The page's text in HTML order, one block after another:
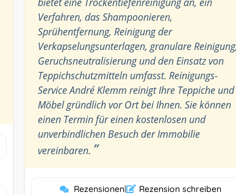
Verfahren, das Shampoonieren,
Sprühentfernung, Reinigung der
Verkapselungsunterlagen, granulare
Geruchsneutralisierung und den Einsatz von
Teppichschutzmitteln umfasst. Reinigungs-
Service André Klemm reinigt Ihre Teppiche und
Möbel gründlich vor Ort bei Ihnen. Sie können
einen Termin für einen kostenlosen und
unverbindlichen Besuch der Immobilie
vereinbaren. ”
Rezensionen| Rezension schreiben